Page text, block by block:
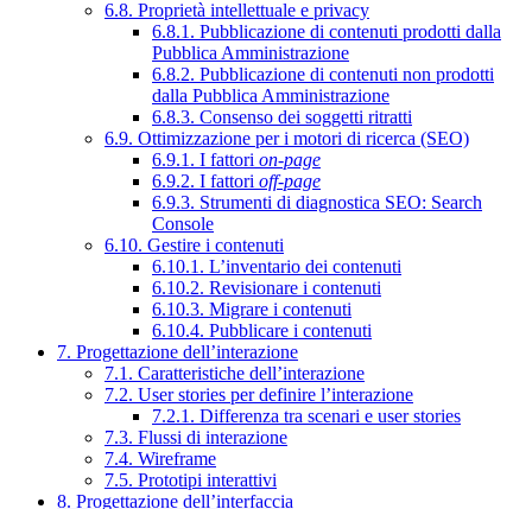
6.8. Proprietà intellettuale e privacy
6.8.1. Pubblicazione di contenuti prodotti dalla
Pubblica Amministrazione
6.8.2. Pubblicazione di contenuti non prodotti
dalla Pubblica Amministrazione
6.8.3. Consenso dei soggetti ritratti
6.9. Ottimizzazione per i motori di ricerca (SEO)
6.9.1. I fattori on-page
6.9.2. I fattori off-page
6.9.3. Strumenti di diagnostica SEO: Search
Console
6.10. Gestire i contenuti
6.10.1. L’inventario dei contenuti
6.10.2. Revisionare i contenuti
6.10.3. Migrare i contenuti
6.10.4. Pubblicare i contenuti
7. Progettazione dell’interazione
7.1. Caratteristiche dell’interazione
7.2. User stories per definire l’interazione
7.2.1. Differenza tra scenari e user stories
7.3. Flussi di interazione
7.4. Wireframe
7.5. Prototipi interattivi
8. Progettazione dell’interfaccia